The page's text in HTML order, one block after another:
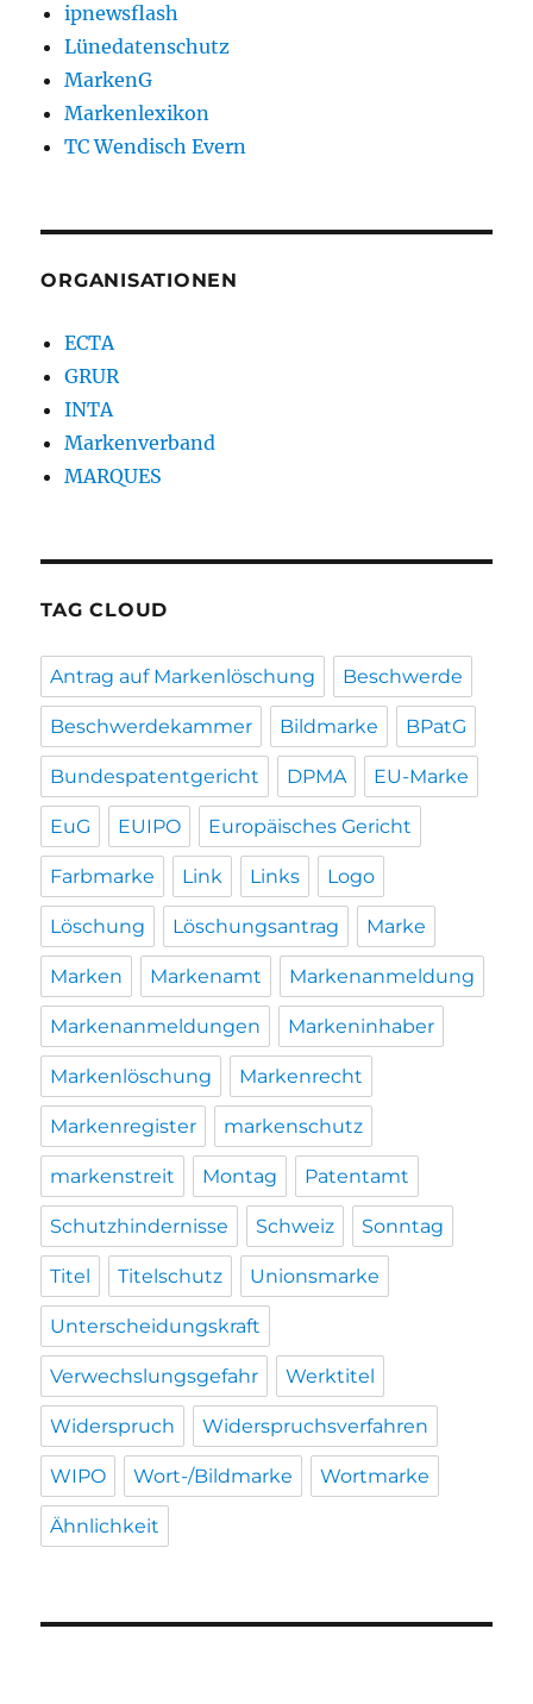
ipnewsflash
Lünedatenschutz
MarkenG
Markenlexikon
TC Wendisch Evern
ORGANISATIONEN
ECTA
GRUR
INTA
Markenverband
MARQUES
TAG CLOUD
Antrag auf Markenlöschung Beschwerde
Beschwerdekammer Bildmarke BPatG
Bundespatentgericht DPMA EU-Marke
EuG EUIPO Europäisches Gericht
Farbmarke Link Links Logo
Löschung Löschungsantrag Marke
Marken Markenamt Markenanmeldung
Markenanmeldungen Markeninhaber
Markenlöschung Markenrecht
Markenregister markenschutz
markenstreit Montag Patentamt
Schutzhindernisse Schweiz Sonntag
Titel Titelschutz Unionsmarke
Unterscheidungskraft
Verwechslungsgefahr Werktitel
Widerspruch Widerspruchsverfahren
WIPO Wort-/Bildmarke Wortmarke
Ähnlichkeit